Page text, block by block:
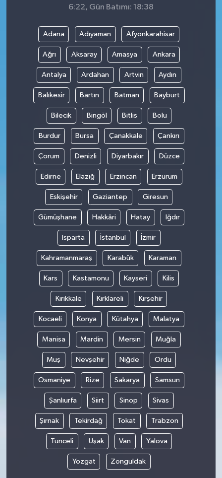
6:22, Gün Batımı: 18:38
Adana Adıyaman Afyonkarahisar
Ağrı Aksaray Amasya Ankara
Antalya Ardahan Artvin Aydın
Balıkesir Bartın Batman Bayburt
Bilecik Bingöl Bitlis Bolu
Burdur Bursa Çanakkale Çankırı
Çorum Denizli Diyarbakır Düzce
Edirne Elazığ Erzincan Erzurum
Eskişehir Gaziantep Giresun
Gümüşhane Hakkâri Hatay Iğdır
Isparta İstanbul İzmir
Kahramanmaraş Karabük Karaman
Kars Kastamonu Kayseri Kilis
Kırıkkale Kırklareli Kırşehir
Kocaeli Konya Kütahya Malatya
Manisa Mardin Mersin Muğla
Muş Nevşehir Niğde Ordu
Osmaniye Rize Sakarya Samsun
Şanlıurfa Siirt Sinop Sivas
Şırnak Tekirdağ Tokat Trabzon
Tunceli Uşak Van Yalova
Yozgat Zonguldak